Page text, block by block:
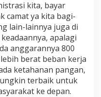
kita, bayar
camat ya kita bagi-
lain-lainnya juga di
apalagi
anggarannya 800
berat beban kerja
ketahanan pangan,
terbaik untuk
ke depan.